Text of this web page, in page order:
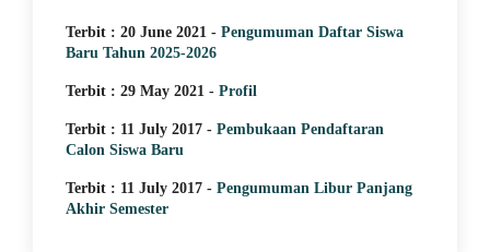
Terbit : 20 June 2021 - Pengumuman Daftar Siswa
Baru Tahun 2025-2026
Terbit : 29 May 2021 - Profil
Terbit : 11 July 2017 - Pembukaan Pendaftaran
Calon Siswa Baru
Terbit : 11 July 2017 - Pengumuman Libur Panjang
Akhir Semester